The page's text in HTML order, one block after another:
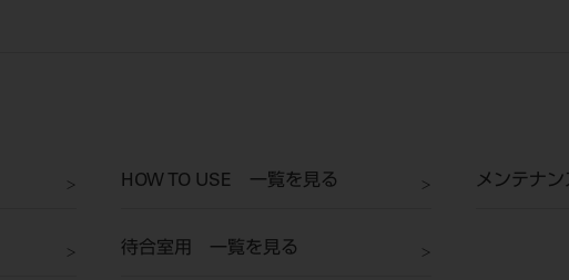
HOW TO USE 一覧を見る メンテナ
待合室用 一覧を見る